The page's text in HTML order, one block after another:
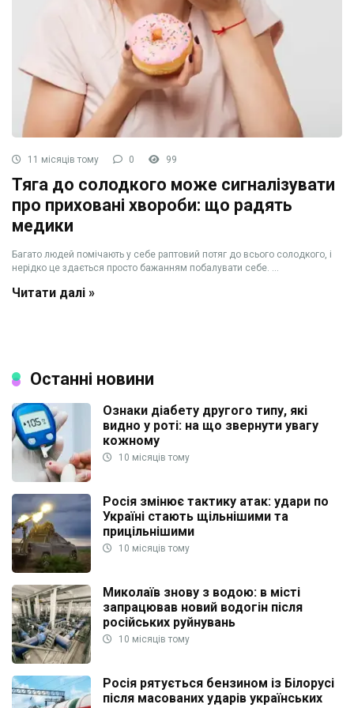
11 місяців тому 0 99
Тяга до солодкого може сигналізувати
про приховані хвороби: що радять
медики
Багато людей помічають у себе раптовий потяг до всього солодкого, і
нерідко це здається просто бажанням побалувати себе. ...
Читати далі »
Останні новини
Ознаки діабету другого типу, які
видно у роті: на що звернути увагу
кожному
10 місяців тому
Росія змінює тактику атак: удари по
Україні стають щільнішими та
прицільнішими
10 місяців тому
Миколаїв знову з водою: в місті
запрацював новий водогін після
російських руйнувань
10 місяців тому
Росія рятується бензином із Білорусі
після масованих ударів українських